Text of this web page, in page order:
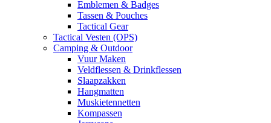
Emblemen & Badges
Tassen & Pouches
Tactical Gear
Tactical Vesten (OPS)
Camping & Outdoor
Vuur Maken
Veldflessen & Drinkflessen
Slaapzakken
Hangmatten
Muskietennetten
Kompassen